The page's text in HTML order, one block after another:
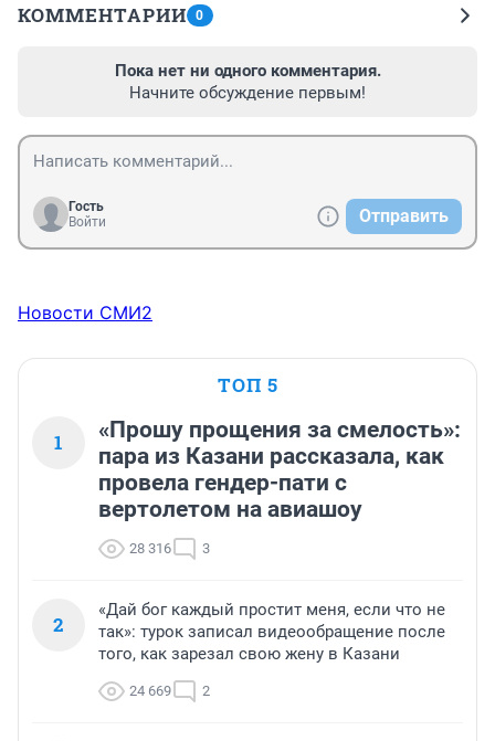
КОММЕНТАРИИ 0
Пока нет ни одного комментария.
Начните обсуждение первым!
Гость
Войти
Отправить
Новости СМИ2
ТОП 5
1
«Прошу прощения за смелость»:
пара из Казани рассказала, как
провела гендер-пати с
вертолетом на авиашоу
28 316 3
2
«Дай бог каждый простит меня, если что не
так»: турок записал видеообращение после
того, как зарезал свою жену в Казани
24 669 2